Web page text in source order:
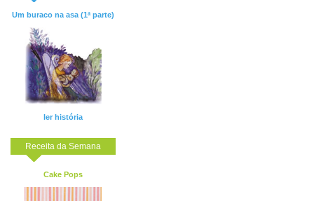
Um buraco na asa (1ª parte)
ler história
Receita da Semana
Cake Pops